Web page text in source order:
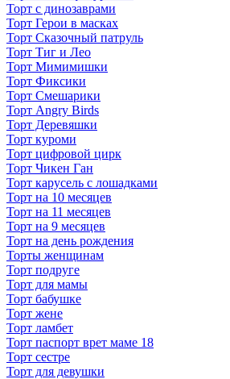
Торт с динозаврами
Торт Герои в масках
Торт Сказочный патруль
Торт Тиг и Лео
Торт Мимимишки
Торт Фиксики
Торт Смешарики
Торт Angry Birds
Торт Деревяшки
Торт куроми
Торт цифровой цирк
Торт Чикен Ган
Торт карусель с лошадками
Торт на 10 месяцев
Торт на 11 месяцев
Торт на 9 месяцев
Торт на день рождения
Торты женщинам
Торт подруге
Торт для мамы
Торт бабушке
Торт жене
Торт ламбет
Торт паспорт врет маме 18
Торт сестре
Торт для девушки